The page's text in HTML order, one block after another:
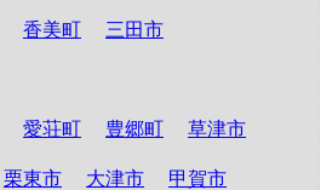
香美町 三田市
愛荘町 豊郷町 草津市
栗東市 大津市 甲賀市